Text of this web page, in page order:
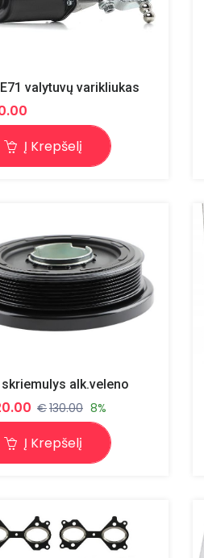
valytuvų varikliukas
Į Krepšelį
alk.veleno
€130.00 8%
Į Krepšelį